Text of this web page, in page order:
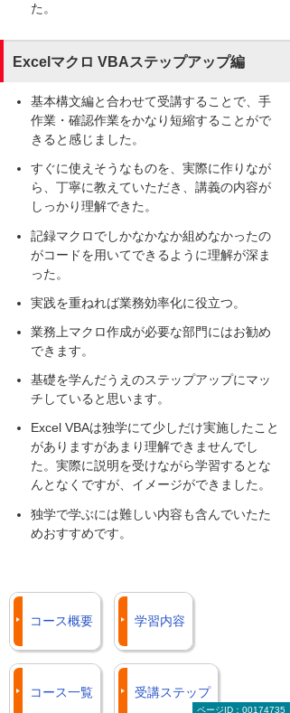
た。
Excelマクロ VBAステップアップ編
基本構文編と合わせて受講することで、手
作業・確認作業をかなり短縮することがで
きると感じました。
すぐに使えそうなものを、実際に作りなが
ら、丁寧に教えていただき、講義の内容が
しっかり理解できた。
記録マクロでしかなかなか組めなかったの
がコードを用いてできるように理解が深ま
った。
実践を重ねれば業務効率化に役立つ。
業務上マクロ作成が必要な部門にはお勧め
できます。
基礎を学んだうえのステップアップにマッ
チしていると思います。
Excel VBAは独学にて少しだけ実施したこと
がありますがあまり理解できませんでし
た。実際に説明を受けながら学習するとな
んとなくですが、イメージができました。
独学で学ぶには難しい内容も含んでいたた
めおすすめです。
コース概要 学習内容
コース一覧 受講ステップ
ページID：00174735